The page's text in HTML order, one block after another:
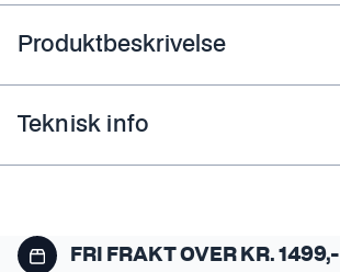
Produktbeskrivelse
Teknisk info
FRI FRAKT OVER KR. 1499,-